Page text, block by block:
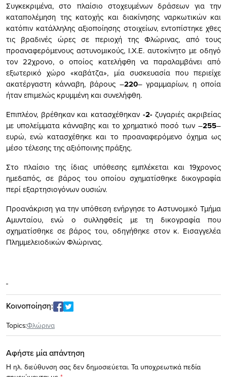
Συγκεκριμένα, στο πλαίσιο στοχευμένων δράσεων για την
καταπολέμηση της κατοχής και διακίνησης ναρκωτικών και
κατόπιν κατάλληλης αξιοποίησης στοιχείων, εντοπίστηκε χθες
τις βραδινές ώρες σε περιοχή της Φλώρινας, από τους
προαναφερόμενους αστυνομικούς, Ι.Χ.Ε. αυτοκίνητο με οδηγό
τον 22χρονο, ο οποίος κατελήφθη να παραλαμβάνει από
εξωτερικό χώρο «καβάτζα», μία συσκευασία που περιείχε
ακατέργαστη κάνναβη, βάρους –220– γραμμαρίων, η οποία
ήταν επιμελώς κρυμμένη και συνελήφθη.
Επιπλέον, βρέθηκαν και κατασχέθηκαν -2- ζυγαριές ακριβείας
με υπολείμματα κάνναβης και το χρηματικό ποσό των –255–
ευρώ, ενώ κατασχέθηκε και το προαναφερόμενο όχημα ως
μέσο τέλεσης της αξιόποινης πράξης.
Στο πλαίσιο της ίδιας υπόθεσης εμπλέκεται και 19χρονος
ημεδαπός, σε βάρος του οποίου σχηματίσθηκε δικογραφία
περί εξαρτησιογόνων ουσιών.
Προανάκριση για την υπόθεση ενήργησε το Αστυνομικό Τμήμα
Αμυνταίου, ενώ ο συλληφθείς με τη δικογραφία που
σχηματίσθηκε σε βάρος του, οδηγήθηκε στον κ. Εισαγγελέα
Πλημμελειοδικών Φλώρινας.
Κοινοποίηση:
Topics:Φλώρινα
Αφήστε μία απάντηση
Η ηλ. διεύθυνση σας δεν δημοσιεύεται. Τα υποχρεωτικά πεδία